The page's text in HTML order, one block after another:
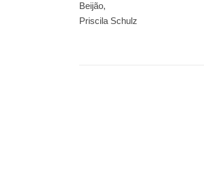
Beijão,
Priscila Schulz